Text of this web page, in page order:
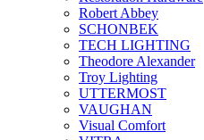
Robert Abbey
SCHONBEK
TECH LIGHTING
Theodore Alexander
Troy Lighting
UTTERMOST
VAUGHAN
Visual Comfort